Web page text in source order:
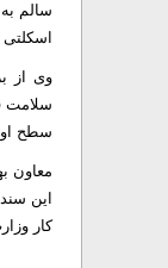
سالم
وی از
سلامت
سطح
معاون
این
کار